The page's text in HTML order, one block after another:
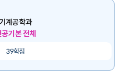
기계공학과
기본 전체
39학점